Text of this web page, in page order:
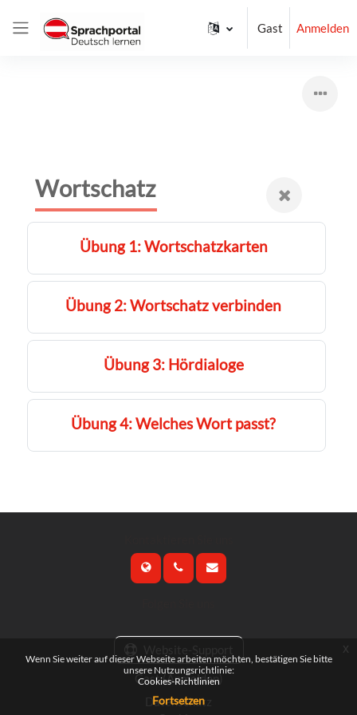
Website-Übersicht
Gast Anmelden
Wortschatz
Übung 1: Wortschatzkarten
Übung 2: Wortschatz verbinden
Übung 3: Hördialoge
Übung 4: Welches Wort passt?
Gast (Anmelden)
Datenschutz
Wenn Sie weiter auf dieser Webseite arbeiten möchten, bestätigen Sie bitte
unsere Nutzungsrichtlinie:
Cookies-Richtlinien
Fortsetzen
x